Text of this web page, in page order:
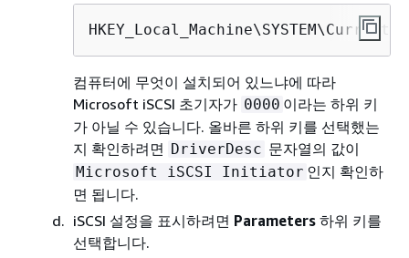
컴퓨터에 무엇이 설치되어 있느냐에 따라
Microsoft iSCSI 초기자가 0000 이라는 하위 키
가 아닐 수 있습니다. 올바른 하위 키를 선택했는
지 확인하려면 DriverDesc 문자열의 값이
Microsoft iSCSI Initiator 인지 확인하
면 됩니다.
iSCSI 설정을 표시하려면 Parameters 하위 키를
선택합니다.